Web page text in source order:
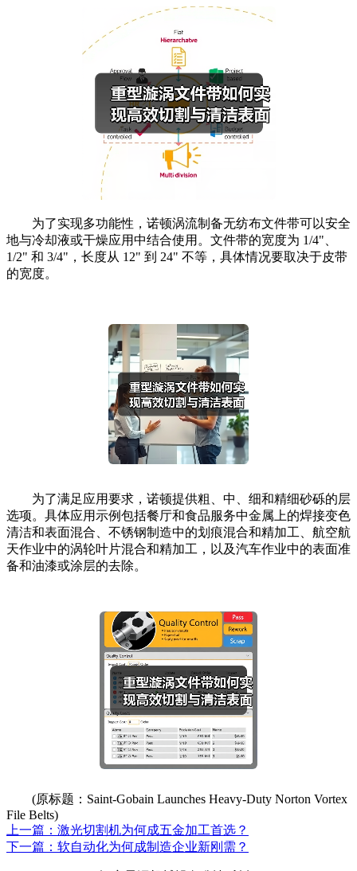
为了实现多功能性，诺顿涡流制备无纺布文件带可以安全
地与冷却液或干燥应用中结合使用。文件带的宽度为 1/4"、
1/2" 和 3/4"，长度从 12" 到 24" 不等，具体情况要取决于皮带
的宽度。
为了满足应用要求，诺顿提供粗、中、细和精细砂砾的层
选项。具体应用示例包括餐厅和食品服务中金属上的焊接变色
清洁和表面混合、不锈钢制造中的划痕混合和精加工、航空航
天作业中的涡轮叶片混合和精加工，以及汽车作业中的表面准
备和油漆或涂层的去除。
(原标题：Saint-Gobain Launches Heavy-Duty Norton Vortex
File Belts)
上一篇：激光切割机为何成五金加工首选？
下一篇：软自动化为何成制造企业新刚需？